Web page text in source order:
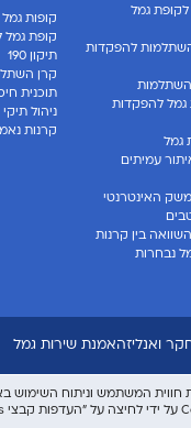
גמל
להפקדות
השתלמות
גמל להפקדות
גמל
עמיתים
האינטרנטי
בין קרנות
נבחרות
קופות גמל
קופת
תיקון 190
קרן
תוכנית
ניהול
קרנות
ואנליזהאמנת שירות גמל